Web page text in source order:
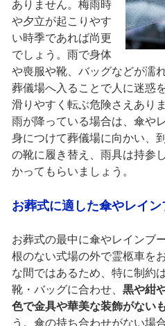
ありません。梅雨時
や夕立が起こりやす
い時季であれば尚更
でしょう。雨で身体
や喪服や靴、バッグなどが濡
葬儀場へ入ることで人に迷惑
滑りやすく転ぶ危険さえありま
雨が降っている場合は、傘や
身につけて葬儀場に向かい、
の靴に履き替え、雨具は持参
かってもらいましょう。
お葬式に適した傘やレイン
お葬式の最中に傘やレインブ
根のない式場の外で霊柩車を
な間ではあるため、特に制約
靴・バッグに合わせ、 黒や紺
色で金具や華美な装飾がない
う。傘の持ち合わせがない場